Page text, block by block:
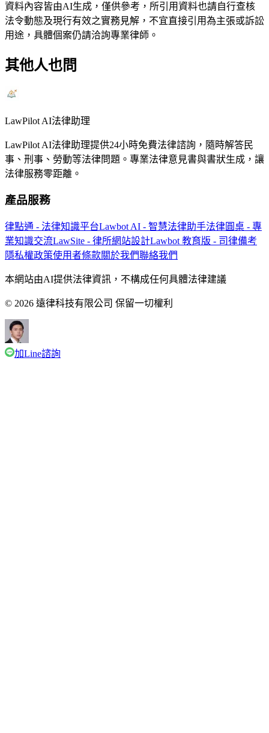
資料內容皆由AI生成，僅供參考，所引用資料也請自行查核
法令動態及現行有效之實務見解，不宜直接引用為主張或訴訟
用途，具體個案仍請洽詢專業律師。
其他人也問
LawPilot AI法律助理
LawPilot AI法律助理提供24小時免費法律諮詢，隨時解答民
事、刑事、勞動等法律問題。專業法律意見書與書狀生成，讓
法律服務零距離。
產品服務
律點通 - 法律知識平台Lawbot AI - 智慧法律助手法律圓桌 - 專
業知識交流LawSite - 律所網站設計Lawbot 教育版 - 司律備考
隱私權政策使用者條款關於我們聯絡我們
本網站由AI提供法律資訊，不構成任何具體法律建議
© 2026 遠律科技有限公司 保留一切權利
加Line諮詢